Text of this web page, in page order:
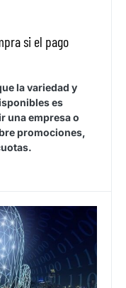
si el pago
la variedad y
es
una empresa o
promociones,